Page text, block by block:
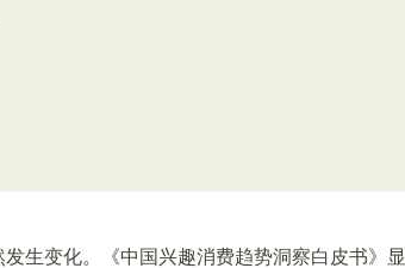
变化。《中国兴趣消费趋势洞察白皮书》显